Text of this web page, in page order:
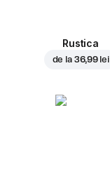
Rustica
de la 36,99 lei